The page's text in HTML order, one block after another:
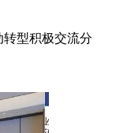
型积极交流分